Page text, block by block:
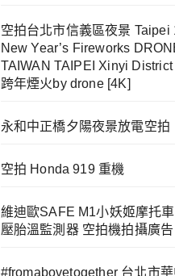
空拍台北市信義區夜景 Taipei
New Year’s Fireworks
TAIWAN TAIPEI Xinyi District
跨年煙火by drone [4K]
永和中正橋夕陽夜景放電空拍
空拍 Honda 919 重機
維迪歐SAFE M1小妖姬摩托
壓胎溫監測器 空拍機拍攝廣告
#fromabovetogether 台北市華